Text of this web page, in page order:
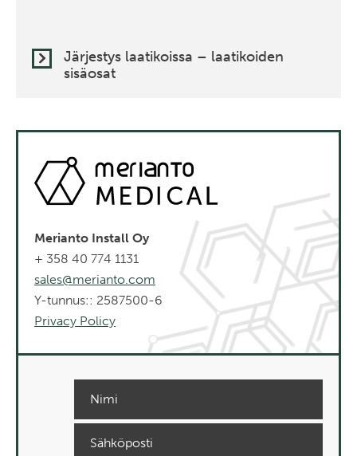
Järjestys laatikoissa – laatikoiden
sisäosat
Merianto Install Oy
+ 358 40 774 1131
sales@merianto.com
Y-tunnus:: 2587500-6
Privacy Policy